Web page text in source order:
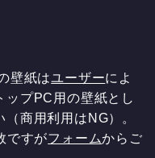
壁紙はユーザーによ
ップPC用の壁紙とし
商用利用はNG）。
ですがフォームからご